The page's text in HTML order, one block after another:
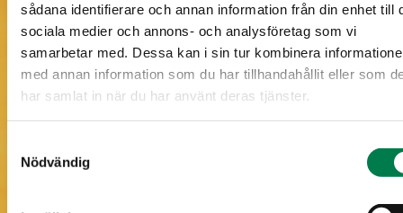
sådana identifierare och annan information från din enhet till
sociala medier och annons- och analysföretag som vi
samarbetar med. Dessa kan i sin tur kombinera
med annan information som du har tillhandahållit eller som
har samlat in när du har använt deras tjänster.
Nödvändig
Frisk mo, motsvarand... (1,6 ha)